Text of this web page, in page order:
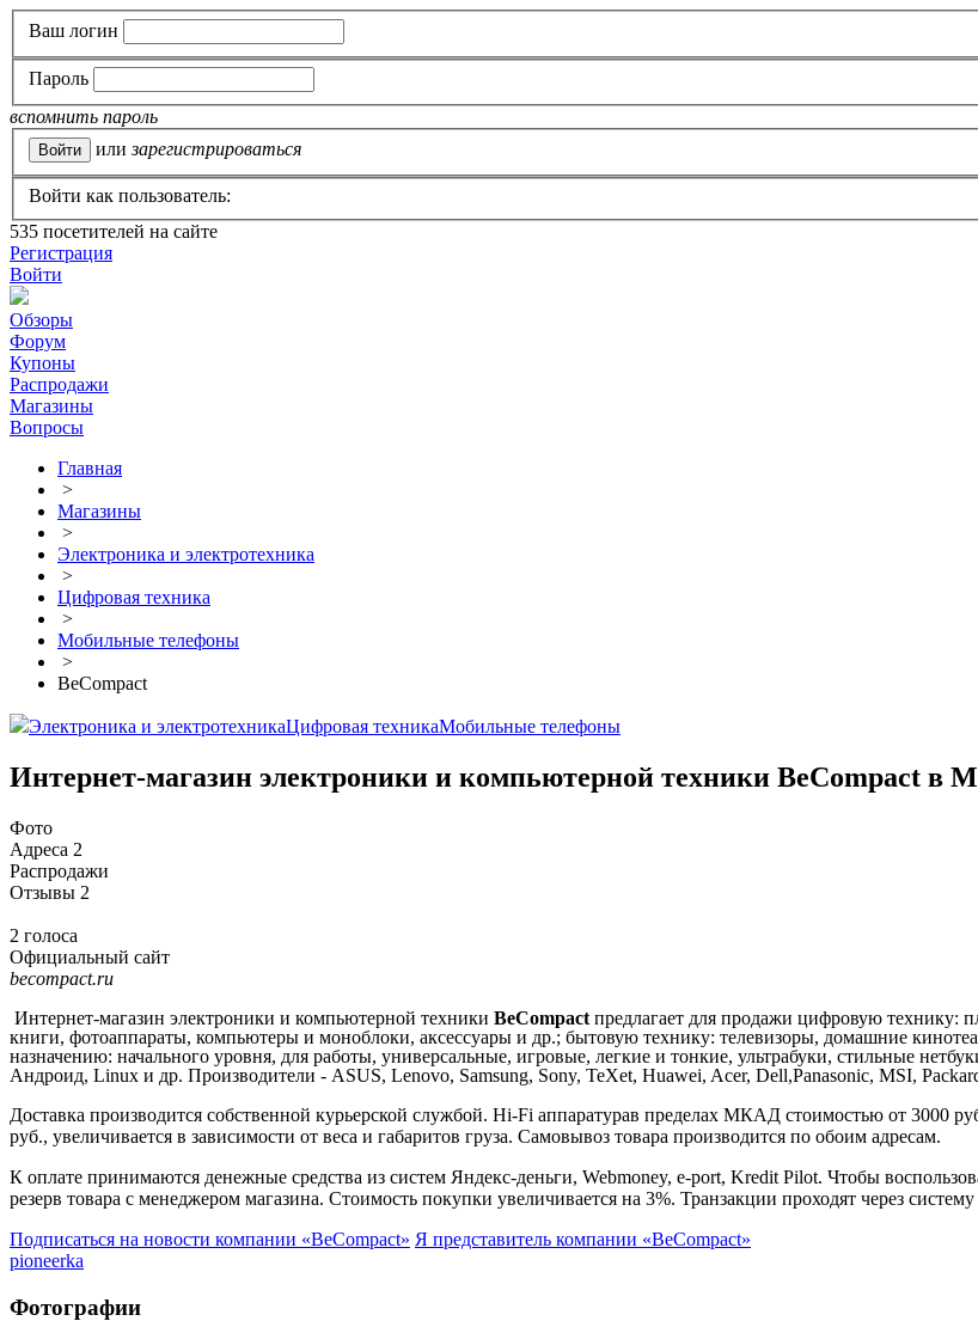
Ваш логин
Пароль
вспомнить пароль
или зарегистрироваться
Войти как пользователь:
535 посетителей на сайте
Регистрация
Войти
Обзоры
Форум
Купоны
Распродажи
Магазины
Вопросы
Главная
>
Магазины
>
Электроника и электротехника
>
Цифровая техника
>
Мобильные телефоны
>
BeCompact
Электроника и электротехникаЦифровая техникаМобильные телефоны
Интернет-магазин электроники и компьютерной техники BeCompact в
Фото
Адреса 2
Распродажи
Отзывы 2
2 голоса
Официальный сайт
becompact.ru
Интернет-магазин электроники и компьютерной техники BeCompact предлагает для продажи цифровую технику:
книги, фотоаппараты, компьютеры и моноблоки, аксессуары и др.; бытовую технику: телевизоры, домашние
назначению: начального уровня, для работы, универсальные, игровые, легкие и тонкие, ультрабуки, стильные
Андроид, Linux и др. Производители - ASUS, Lenovo, Samsung, Sony, TeXet, Huawei, Acer, Dell,Panasonic, MSI,
Доставка производится собственной курьерской службой. Hi-Fi аппаратурав пределах МКАД стоимостью от 3000
руб., увеличивается в зависимости от веса и габаритов груза. Самовывоз товара производится по обоим адресам.
К оплате принимаются денежные средства из систем Яндекс-деньги, Webmoney, e-port, Kredit Pilot. Чтобы
резерв товара с менеджером магазина. Стоимость покупки увеличивается на 3%. Транзакции проходят через
Подписаться на новости компании «BeCompact» Я представитель компании «BeCompact»
pioneerka
Фотографии